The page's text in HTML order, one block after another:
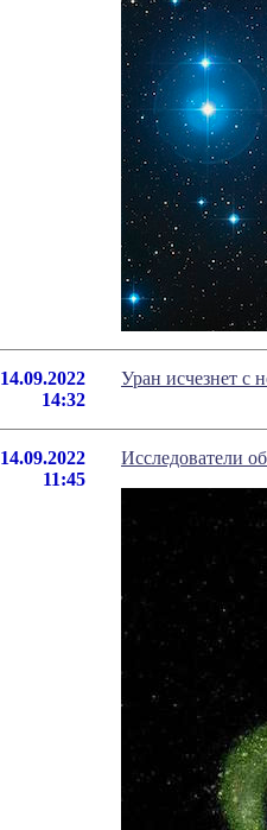
14.09.2022
14:32
Уран исчезнет c
14.09.2022
11:45
Исследователи